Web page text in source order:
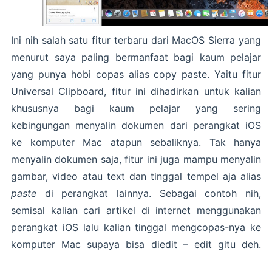
Ini nih salah satu fitur terbaru dari MacOS Sierra yang
menurut saya paling bermanfaat bagi kaum pelajar
yang punya hobi copas alias copy paste. Yaitu fitur
Universal Clipboard, fitur ini dihadirkan untuk kalian
khususnya bagi kaum pelajar yang sering
kebingungan menyalin dokumen dari perangkat iOS
ke komputer Mac atapun sebaliknya. Tak hanya
menyalin dokumen saja, fitur ini juga mampu menyalin
gambar, video atau text dan tinggal tempel aja alias
paste di perangkat lainnya. Sebagai contoh nih,
semisal kalian cari artikel di internet menggunakan
perangkat iOS lalu kalian tinggal mengcopas-nya ke
komputer Mac supaya bisa diedit – edit gitu deh.